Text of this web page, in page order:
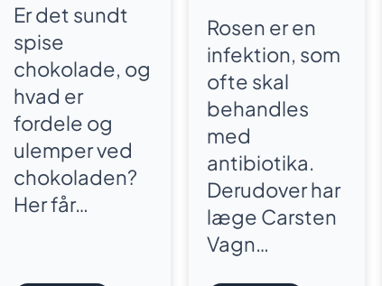
Er det sundt
spise
chokolade, og
hvad er
fordele og
ulemper ved
chokoladen?
Her får…
Rosen er en
infektion, som
ofte skal
behandles
med
antibiotika.
Derudover har
læge Carsten
Vagn…